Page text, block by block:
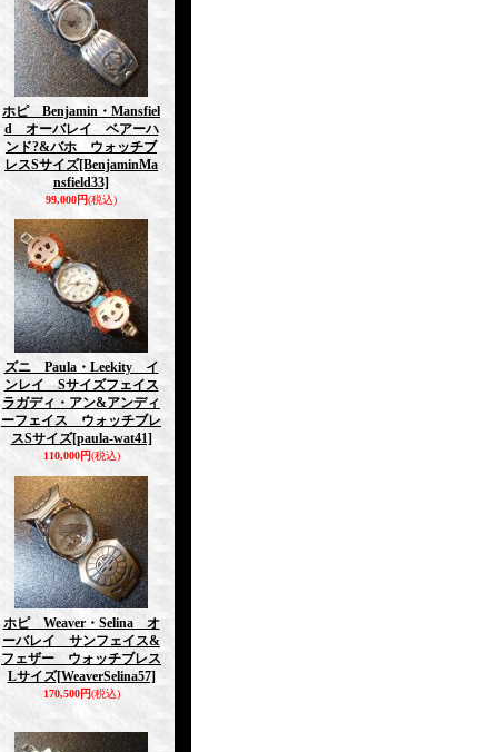
ホピ Benjamin・Mansfiel
d オーバレイ ベアーハ
ンド?&バホ ウォッチブ
レスSサイズ[BenjaminMa
nsfield33]
99,000円(税込)
ズニ Paula・Leekity イ
ンレイ Sサイズフェイス
ラガディ・アン&アンディ
ーフェイス ウォッチブレ
スSサイズ[paula-wat41]
110,000円(税込)
ホピ Weaver・Selina オ
ーバレイ サンフェイス&
フェザー ウォッチブレス
Lサイズ[WeaverSelina57]
170,500円(税込)